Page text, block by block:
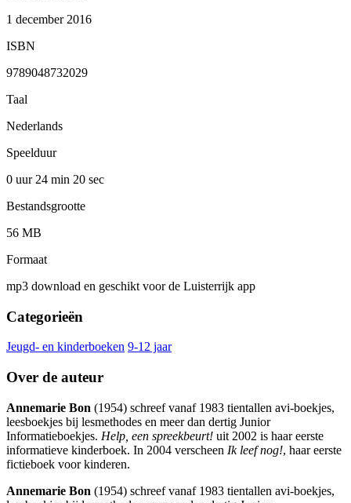
1 december 2016
ISBN
9789048732029
Taal
Nederlands
Speelduur
0 uur 24 min 20 sec
Bestandsgrootte
56 MB
Formaat
mp3 download en geschikt voor de Luisterrijk app
Categorieën
Jeugd- en kinderboeken 9-12 jaar
Over de auteur
Annemarie Bon (1954) schreef vanaf 1983 tientallen avi-boekjes,
leesboekjes bij lesmethodes en meer dan dertig Junior
Informatieboekjes. Help, een spreekbeurt! uit 2002 is haar eerste
informatieve kinderboek. In 2004 verscheen Ik leef nog!, haar eerste
fictieboek voor kinderen.
Annemarie Bon (1954) schreef vanaf 1983 tientallen avi-boekjes,